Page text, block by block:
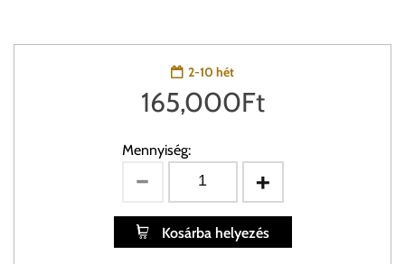
2-10 hét
165,000Ft
Mennyiség:
Kosárba helyezés